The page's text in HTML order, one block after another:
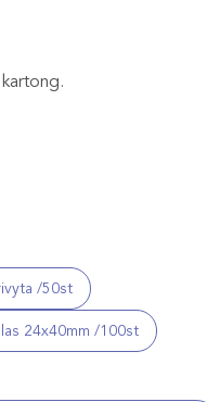
/50st
24x40mm /100st